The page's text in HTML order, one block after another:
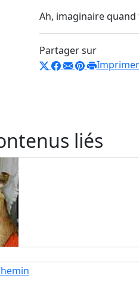
Ah, imaginaire
Partager sur
Imprimer
liés